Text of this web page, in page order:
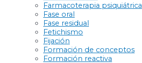
Farmacoterapia psiquiátrica
Fase oral
Fase residual
Fetichismo
Fijación
Formación de conceptos
Formación reactiva